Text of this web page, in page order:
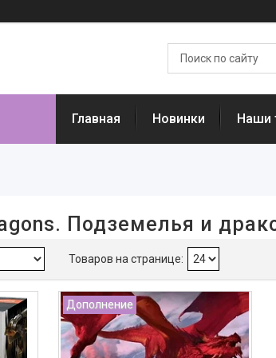
Главная Новинки Наши
Подземелья и
Дополнение